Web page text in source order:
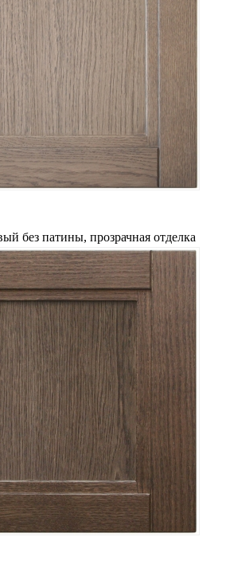
без патины, прозрачная отделка